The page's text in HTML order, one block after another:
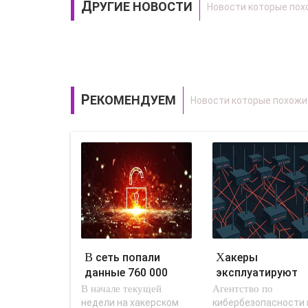
ДРУГИЕ НОВОСТИ
РЕКОМЕНДУЕМ
В сеть попали
данные 760 000
сотрудников
Xerox, Nokia,..
В начале текущей
недели на хакерском
Хакеры
эксплуатируют
уязвимости в
брандмауэрах
Агентство по
кибербезопасности